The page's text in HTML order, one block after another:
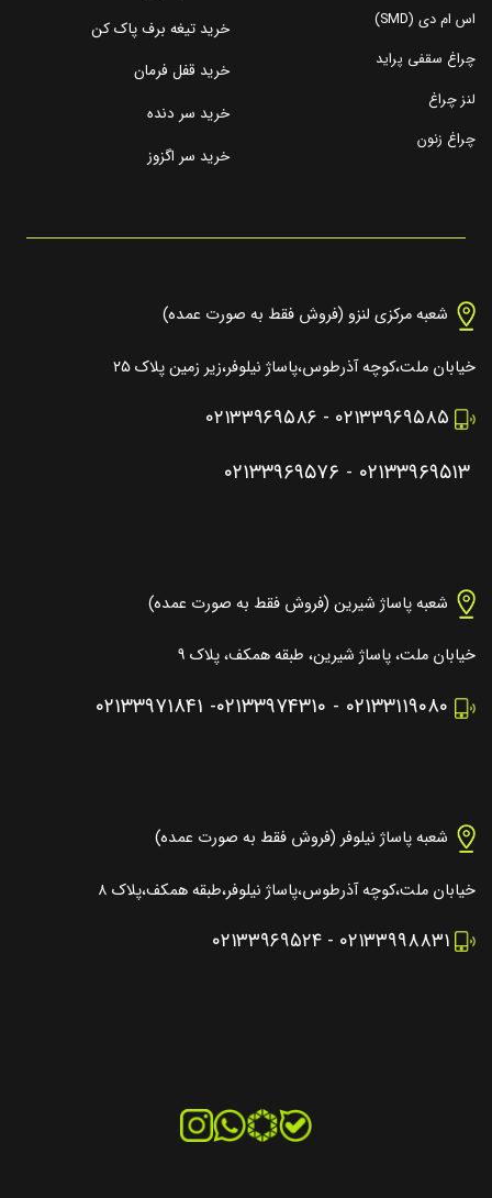
اس ام دی (SMD)
چراغ سقفی پراید
لنز چراغ
چراغ زنون
خرید تیغه برف پاک کن
خرید قفل فرمان
خرید سر دنده
خرید سر اگزوز
شعبه مرکزی لنزو (فروش فقط به صورت عمده)
خیابان ملت،کوچه آذرطوس،پاساژ نیلوفر،زیر زمین پلاک ۲۵
۰۲۱۳۳۹۶۹۵۸۵ - ۰۲۱۳۳۹۶۹۵۸۶
۰۲۱۳۳۹۶۹۵۱۳ - ۰۲۱۳۳۹۶۹۵۷۶
شعبه پاساژ شیرین (فروش فقط به صورت عمده)
خیابان ملت، پاساژ شیرین، طبقه همکف، پلاک ۹
۰۲۱۳۳۱۱۹۰۸۰ - ۰۲۱۳۳۹۷۴۳۱۰- ۰۲۱۳۳۹۷۱۸۴۱
شعبه پاساژ نیلوفر (فروش فقط به صورت عمده)
خیابان ملت،کوچه آذرطوس،پاساژ نیلوفر،طبقه همکف،پلاک ۸
۰۲۱۳۳۹۹۸۸۳۱ - ۰۲۱۳۳۹۶۹۵۲۴